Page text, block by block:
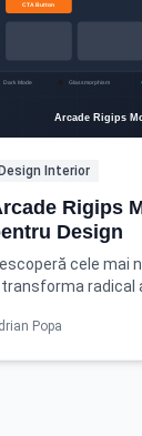
Interior
Rigips
Design
cele mai
radical
Popa